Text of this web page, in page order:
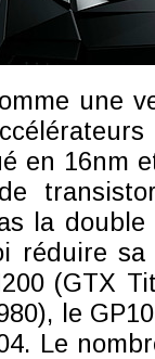
une
en 16nm
la
réduire
(GTX
le
Le